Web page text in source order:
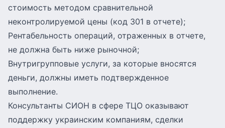
стоимость методом сравнительной
неконтролируемой цены (код 301 в отчете);
Рентабельность операций, отраженных в отчете,
не должна быть ниже рыночной;
Внутригрупповые услуги, за которые вносятся
деньги, должны иметь подтвержденное
выполнение.
Консультанты СИОН в сфере ТЦО оказывают
поддержку украинским компаниям, сделки